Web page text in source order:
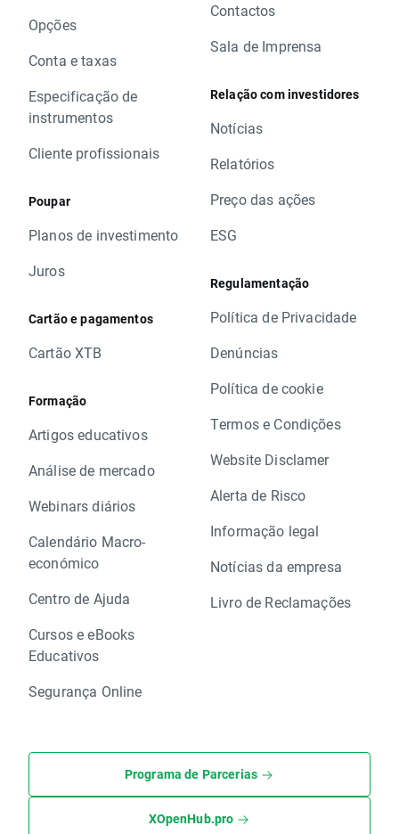
Opções
Conta e taxas
Especificação de
instrumentos
Cliente profissionais
Poupar
Planos de investimento
Juros
Cartão e pagamentos
Cartão XTB
Formação
Artigos educativos
Análise de mercado
Webinars diários
Calendário Macro-
económico
Centro de Ajuda
Cursos e eBooks
Educativos
Segurança Online
Contactos
Sala de Imprensa
Relação com investidores
Notícias
Relatórios
Preço das ações
ESG
Regulamentação
Política de Privacidade
Denúncias
Política de cookie
Termos e Condições
Website Disclamer
Alerta de Risco
Informação legal
Notícias da empresa
Livro de Reclamações
Programa de Parcerias
XOpenHub.pro